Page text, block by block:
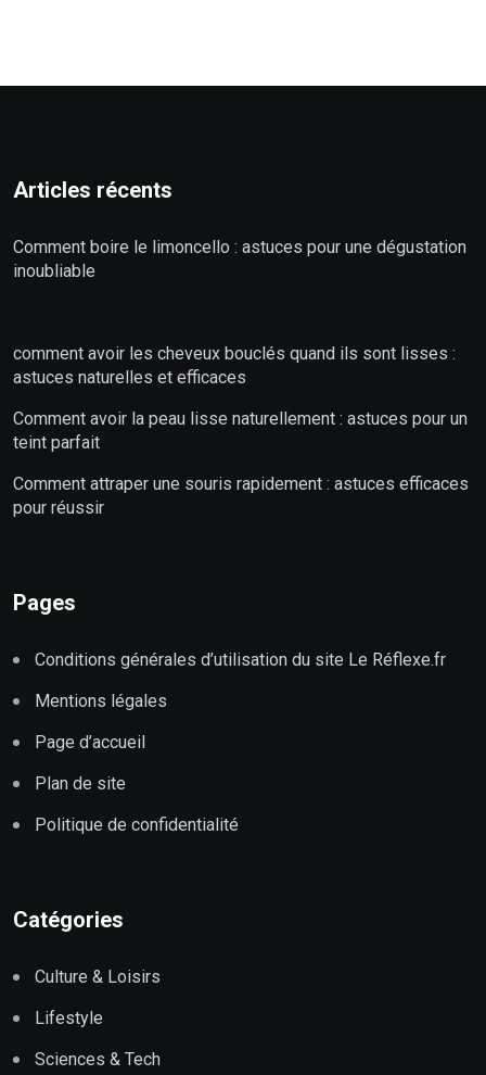
Articles récents
Comment boire le limoncello : astuces pour une dégustation
inoubliable
comment avoir les cheveux bouclés quand ils sont lisses :
astuces naturelles et efficaces
Comment avoir la peau lisse naturellement : astuces pour un
teint parfait
Comment attraper une souris rapidement : astuces efficaces
pour réussir
Pages
Conditions générales d’utilisation du site Le Réflexe.fr
Mentions légales
Page d’accueil
Plan de site
Politique de confidentialité
Catégories
Culture & Loisirs
Lifestyle
Sciences & Tech